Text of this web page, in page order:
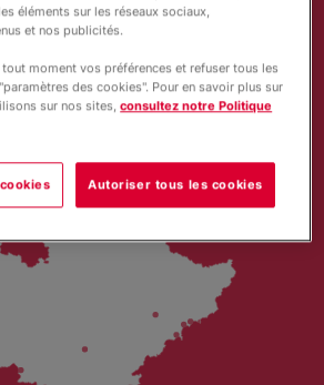
les témoignages d'autres
éléments sur les réseaux sociaux,
et nos publicités.
moment vos préférences et refuser tous les
des cookies". Pour en savoir plus sur
sur nos sites,consultez notre Politique
Autoriser tous les cookies